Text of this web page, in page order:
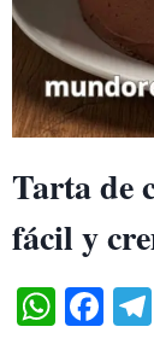
Tarta de
fácil y